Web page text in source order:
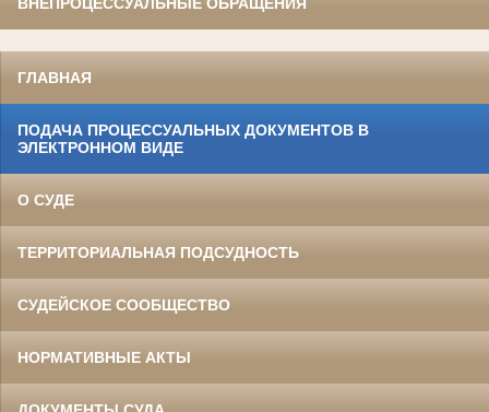
ГЛАВНАЯ
ПОДАЧА ПРОЦЕССУАЛЬНЫХ ДОКУМЕНТОВ В
ЭЛЕКТРОННОМ ВИДЕ
О СУДЕ
ТЕРРИТОРИАЛЬНАЯ ПОДСУДНОСТЬ
СУДЕЙСКОЕ СООБЩЕСТВО
НОРМАТИВНЫЕ АКТЫ